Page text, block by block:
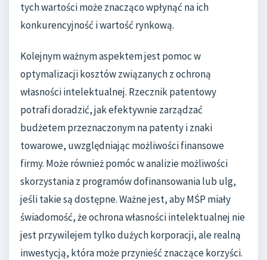
tych wartości może znacząco wpłynąć na ich
konkurencyjność i wartość rynkową.
Kolejnym ważnym aspektem jest pomoc w
optymalizacji kosztów związanych z ochroną
własności intelektualnej. Rzecznik patentowy
potrafi doradzić, jak efektywnie zarządzać
budżetem przeznaczonym na patenty i znaki
towarowe, uwzględniając możliwości finansowe
firmy. Może również pomóc w analizie możliwości
skorzystania z programów dofinansowania lub ulg,
jeśli takie są dostępne. Ważne jest, aby MŚP miały
świadomość, że ochrona własności intelektualnej nie
jest przywilejem tylko dużych korporacji, ale realną
inwestycją, która może przynieść znaczące korzyści.